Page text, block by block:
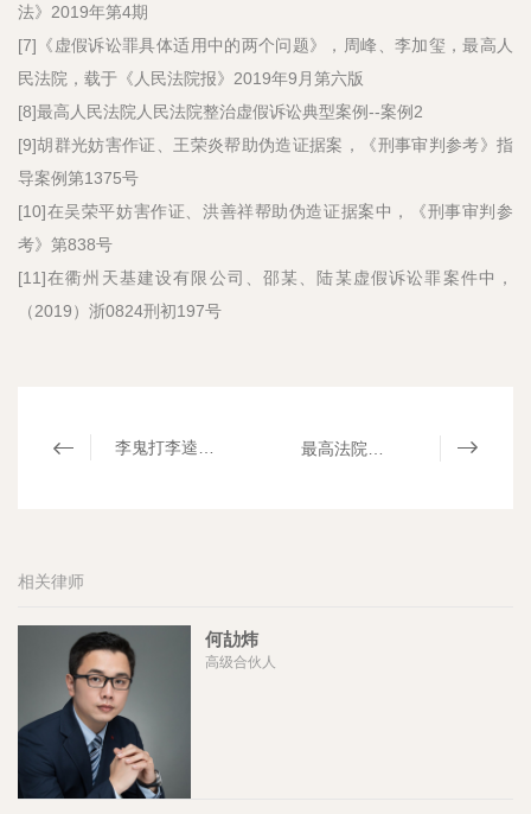
法》2019年第4期
[7]《虚假诉讼罪具体适用中的两个问题》，周峰、李加玺，最高人
民法院，载于《人民法院报》2019年9月第六版
[8]最高人民法院人民法院整治虚假诉讼典型案例--案例2
[9]胡群光妨害作证、王荣炎帮助伪造证据案，《刑事审判参考》指
导案例第1375号
[10]在吴荣平妨害作证、洪善祥帮助伪造证据案中，《刑事审判参
考》第838号
[11]在衢州天基建设有限公司、邵某、陆某虚假诉讼罪案件中，
（2019）浙0824刑初197号
相关律师
何劼炜
高级合伙人